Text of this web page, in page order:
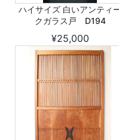
ハイサイズ 白いアンティ
クガラス戸 D194
¥25,000